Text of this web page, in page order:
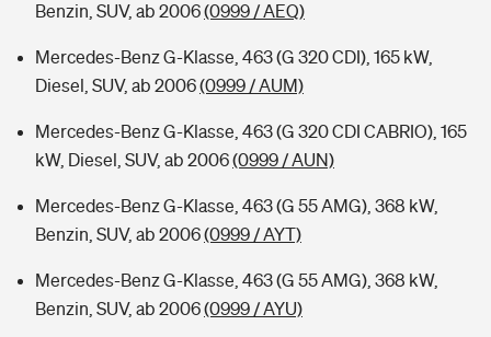
Benzin, SUV, ab 2006(0999 / AEQ)
Mercedes-Benz G-Klasse, 463 (G 320 CDI), 165 kW,
Diesel, SUV, ab 2006(0999 / AUM)
Mercedes-Benz G-Klasse, 463 (G 320 CDI CABRIO), 165
kW, Diesel, SUV, ab 2006(0999 / AUN)
Mercedes-Benz G-Klasse, 463 (G 55 AMG), 368 kW,
Benzin, SUV, ab 2006(0999 / AYT)
Mercedes-Benz G-Klasse, 463 (G 55 AMG), 368 kW,
Benzin, SUV, ab 2006(0999 / AYU)